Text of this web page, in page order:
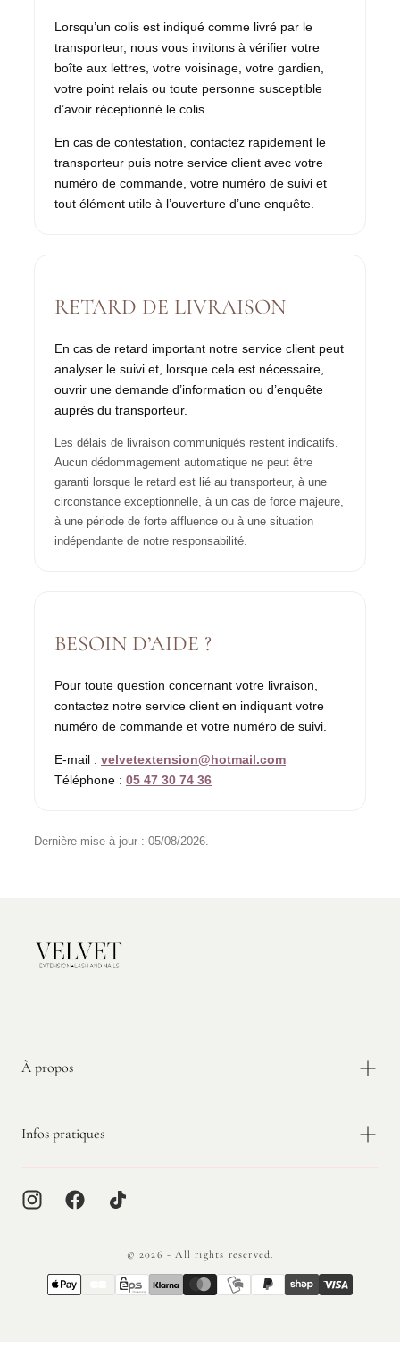
Lorsqu’un colis est indiqué comme livré par le
transporteur, nous vous invitons à vérifier votre
boîte aux lettres, votre voisinage, votre gardien,
votre point relais ou toute personne susceptible
d’avoir réceptionné le colis.
En cas de contestation, contactez rapidement le
transporteur puis notre service client avec votre
numéro de commande, votre numéro de suivi et
tout élément utile à l’ouverture d’une enquête.
RETARD DE LIVRAISON
En cas de retard important notre service client peut
analyser le suivi et, lorsque cela est nécessaire,
ouvrir une demande d’information ou d’enquête
auprès du transporteur.
Les délais de livraison communiqués restent indicatifs.
Aucun dédommagement automatique ne peut être
garanti lorsque le retard est lié au transporteur, à une
circonstance exceptionnelle, à un cas de force majeure,
à une période de forte affluence ou à une situation
indépendante de notre responsabilité.
BESOIN D’AIDE ?
Pour toute question concernant votre livraison,
contactez notre service client en indiquant votre
numéro de commande et votre numéro de suivi.
E-mail : velvetextension@hotmail.com
Téléphone : 05 47 30 74 36
Dernière mise à jour : 05/08/2026.
À propos
Infos pratiques
© 2026 - All rights reserved.
{"title"=>"Méthodes